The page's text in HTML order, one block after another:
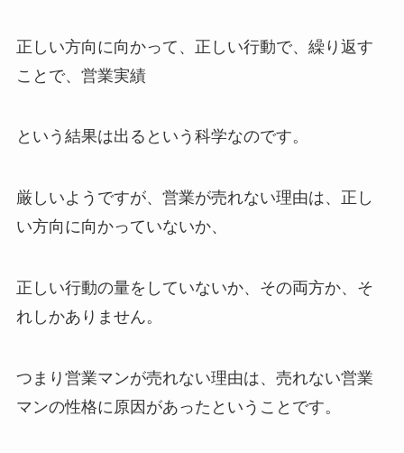
正しい方向に向かって、正しい行動で、繰り返す
ことで、営業実績
という結果は出るという科学なのです。
厳しいようですが、営業が売れない理由は、正し
い方向に向かっていないか、
正しい行動の量をしていないか、その両方か、そ
れしかありません。
つまり営業マンが売れない理由は、売れない営業
マンの性格に原因があったということです。